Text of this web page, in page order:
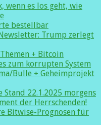
wenn es los geht, wie
bestellbar
Trump zerlegt
+ Bitcoin
zum korrupten System
Bulle + Geheimprojekt
22.1.2025 morgens
der Herrschenden!
Bitwise-Prognosen für